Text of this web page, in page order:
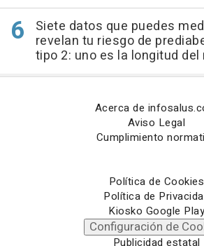
Siete datos que puedes
revelan tu riesgo de
tipo 2: uno es la longitud
Acerca de
Aviso Legal
Cumplimiento
Política de Cookies
Política de
Kiosko Google Play
Configuración de
Publicidad estatal